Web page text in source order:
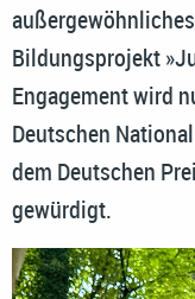
Bildungsprojekt
Engagement wird
Deutschen
dem Deutschen
gewürdigt.